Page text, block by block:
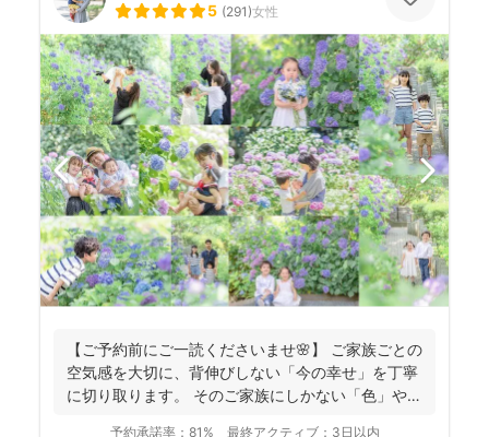
5 (291)女性
【ご予約前にご一読くださいませ🌸】 ご家族ごとの
空気感を大切に、背伸びしない「今の幸せ」を丁寧
に切り取ります。 そのご家族にしかない「色」や、
予約承諾率： 81% 最終アクティブ： 3日以内